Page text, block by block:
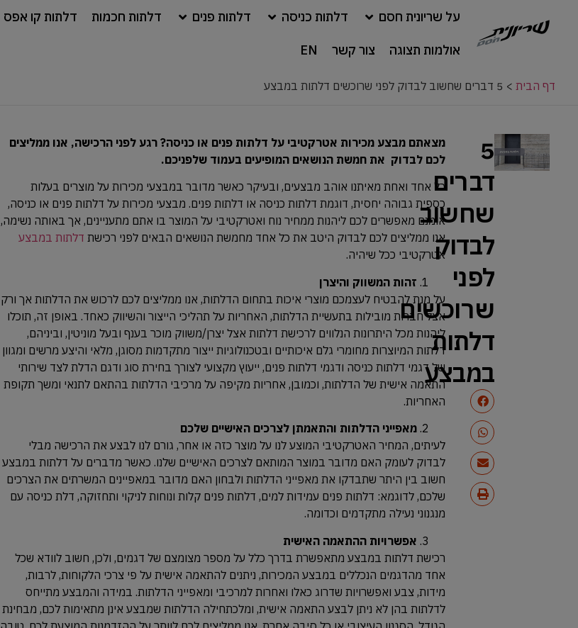
על שריונית חסם דלתות כניסה דלתות פנים דלתות חכמות דלתות קו אפס
אולמות תצוגה צור קשר EN
דף הבית > 5 דברים שחשוב לבדוק לפני שרוכשים דלתות במבצע
5
דברים
שחשוב
לבדוק
לפני
שרוכשים
דלתות
במבצע
מצאתם מבצע מכירות אטרקטיבי על דלתות פנים או כניסה? רגע לפני הרכישה, אנו ממליצים
לכם לבדוק את חמשת הנושאים המופיעים בעמוד שלפניכם.
כל אחד ואחת מאיתנו אוהב מבצעים, ובעיקר כאשר מדובר במבצעי מכירות על מוצרים בעלות
כספית גבוהה יחסית, דוגמת דלתות כניסה או דלתות פנים. מבצעי מכירות על דלתות פנים או כניסה,
אומנם מאפשרים לכם ליהנות ממחיר נוח ואטרקטיבי על המוצר בו אתם מתעניינים, אך באותה נשימה,
אנו ממליצים לכם לבדוק היטב את כל אחד מחמשת הנושאים הבאים לפני רכישת דלתות במבצע
אטרקטיבי ככל שיהיה.
זהות המשווק והיצרן
על מנת להבטיח לעצמכם מוצרי איכות בתחום הדלתות, אנו ממליצים לכם לרכוש את הדלתות אך ורק
אצל חברות מובילות בתעשיית הדלתות, האחריות על תהליכי הייצור והשיווק כאחד. באופן זה, תוכלו
ליהנות מכל היתרונות הנלווים לרכישת דלתות אצל יצרן/משווק מוכר בענף ובעל מוניטין, וביניהם,
דלתות המיוצרות מחומרי גלם איכותיים ובטכנולוגיות ייצור מתקדמות מסוגן, מלאי והיצע מרשים ומגוון
של דגמי דלתות כניסה ודגמי דלתות פנים, ייעוץ מקצועי לצורך בחירת סוג ודגם הדלת לצד שירותי
התאמה אישית של הדלתות, וכמובן, אחריות מקיפה על מרכיבי הדלתות בהתאם לתנאי ומשך תקופת
האחריות.
מאפייני הדלתות והתאמתן לצרכים האישיים שלכם
לעיתים, המחיר האטרקטיבי המוצע לנו על מוצר כזה או אחר, גורם לנו לבצע את הרכישה מבלי
לבדוק לעומק האם מדובר במוצר המותאם לצרכים האישיים שלנו. כאשר מדברים על דלתות במבצע
חשוב בין היתר שתבדקו את מאפייני הדלתות ולבחון האם מדובר במאפיינים המשרתים את הצרכים
שלכם, לדוגמא: דלתות פנים עמידות למים, דלתות פנים קלות ונוחות לניקוי ותחזוקה, דלת כניסה עם
מנגנוני נעילה מתקדמים וכדומה.
אפשרויות ההתאמה האישית
רכישת דלתות במבצע מתאפשרת בדרך כלל על מספר מצומצם של דגמים, ולכן, חשוב לוודא שכל
אחד מהדגמים הנכללים במבצע המכירות, ניתנים להתאמה אישית על פי צרכי הלקוחות, לרבות,
מידות, צבע ואפשרויות שדרוג כאלו ואחרות למרכיבי ומאפייני הדלתות. במידה והמבצע מתייחס
לדלתות בהן לא ניתן לבצע התאמה אישית, ומלכתחילה הדלתות שמבצע אינן מתאימות לכם, מבחינת